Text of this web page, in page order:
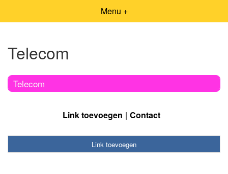
Menu +
Telecom
Telecom
Link toevoegen Contact
Link toevoegen